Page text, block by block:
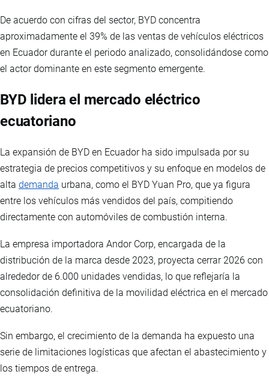
De acuerdo con cifras del sector, BYD concentra
aproximadamente el 39% de las ventas de vehículos eléctricos
en Ecuador durante el periodo analizado, consolidándose como
el actor dominante en este segmento emergente.
BYD lidera el mercado eléctrico
ecuatoriano
La expansión de BYD en Ecuador ha sido impulsada por su
estrategia de precios competitivos y su enfoque en modelos de
alta demanda urbana, como el BYD Yuan Pro, que ya figura
entre los vehículos más vendidos del país, compitiendo
directamente con automóviles de combustión interna.
La empresa importadora Andor Corp, encargada de la
distribución de la marca desde 2023, proyecta cerrar 2026 con
alrededor de 6.000 unidades vendidas, lo que reflejaría la
consolidación definitiva de la movilidad eléctrica en el mercado
ecuatoriano.
Sin embargo, el crecimiento de la demanda ha expuesto una
serie de limitaciones logísticas que afectan el abastecimiento y
los tiempos de entrega.